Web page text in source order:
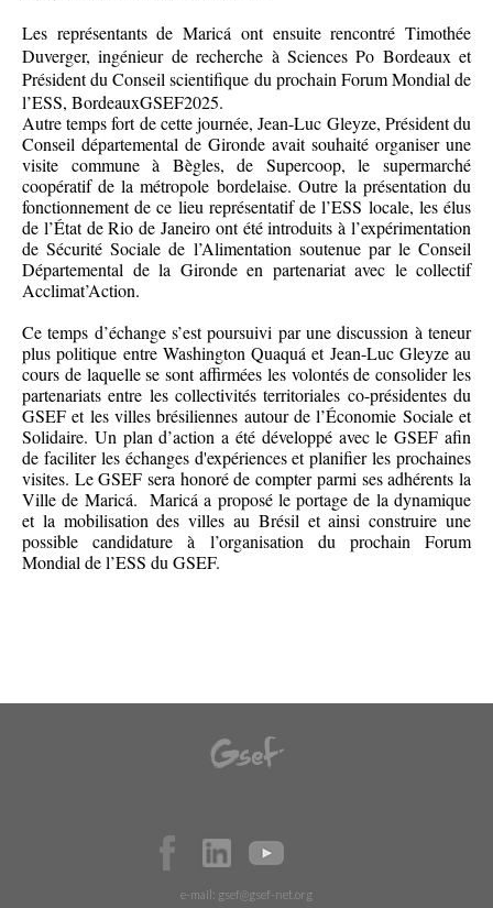
Les représentants de Maricá ont ensuite rencontré Timothée
Duverger, ingénieur de recherche à Sciences Po Bordeaux et
Président du Conseil scientifique du prochain Forum Mondial de
l’ESS, BordeauxGSEF2025.
Autre temps fort de cette journée, Jean-Luc Gleyze, Président du
Conseil départemental de Gironde avait souhaité organiser une
visite commune à Bègles, de Supercoop, le supermarché
coopératif de la métropole bordelaise. Outre la présentation du
fonctionnement de ce lieu représentatif de l’ESS locale, les élus
de l’État de Rio de Janeiro ont été introduits à l’expérimentation
de Sécurité Sociale de l’Alimentation soutenue par le Conseil
Départemental de la Gironde en partenariat avec le collectif
Acclimat’Action.
Ce temps d’échange s’est poursuivi par une discussion à teneur
plus politique entre Washington Quaquá et Jean-Luc Gleyze au
cours de laquelle se sont affirmées les volontés de consolider les
partenariats entre les collectivités territoriales co-présidentes du
GSEF et les villes brésiliennes autour de l’Économie Sociale et
Solidaire. Un plan d’action a été développé avec le GSEF afin
de faciliter les échanges d'expériences et planifier les prochaines
visites. Le GSEF sera honoré de compter parmi ses adhérents la
Ville de Maricá. Maricá a proposé le portage de la dynamique
et la mobilisation des villes au Brésil et ainsi construire une
possible candidature à l’organisation du prochain Forum
Mondial de l’ESS du GSEF.
e-mail: gsef@gsef-net.org